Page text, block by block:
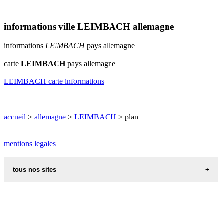
informations ville LEIMBACH allemagne
informations LEIMBACHpays allemagne
carte LEIMBACHpays allemagne
LEIMBACH carte informations
accueil > allemagne > LEIMBACH > plan
mentions legales
tous nos sites